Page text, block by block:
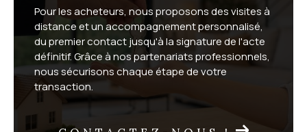
on immobilière, en vente classique comme en viager.
L'estimation à domicile vous garantit une évaluation
précise sous 72 heures. L'estimation en ligne, plus
rapide, vous donne une première idée de la valeur de
votre bien.
Pour les acheteurs, nous proposons des visites à
distance et un accompagnement personnalisé,
du premier contact jusqu'à la signature de l'acte
définitif. Grâce à nos partenariats professionnels,
nous sécurisons chaque étape de votre
transaction.